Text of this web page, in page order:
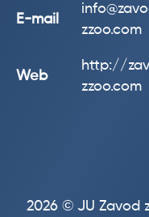
E-mail
zzoo.com
Web
http://
zzoo.com
2026 © JU Zavod